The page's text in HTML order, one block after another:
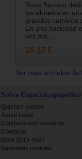
Rosa Barocio
los abuelos en
grandes cambios
En una sociedad
vez má...
15.13 €
Ver más artículos
Sobre EspacioLogopédico
Quienes somos
Aviso Legal
Colabora con nosotros
Contacta
ISSN 2013-0627
Gestionar cookies